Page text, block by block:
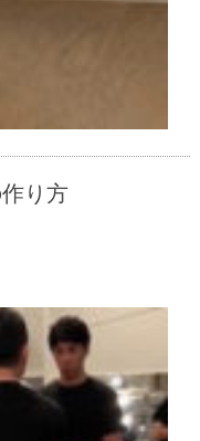
り方